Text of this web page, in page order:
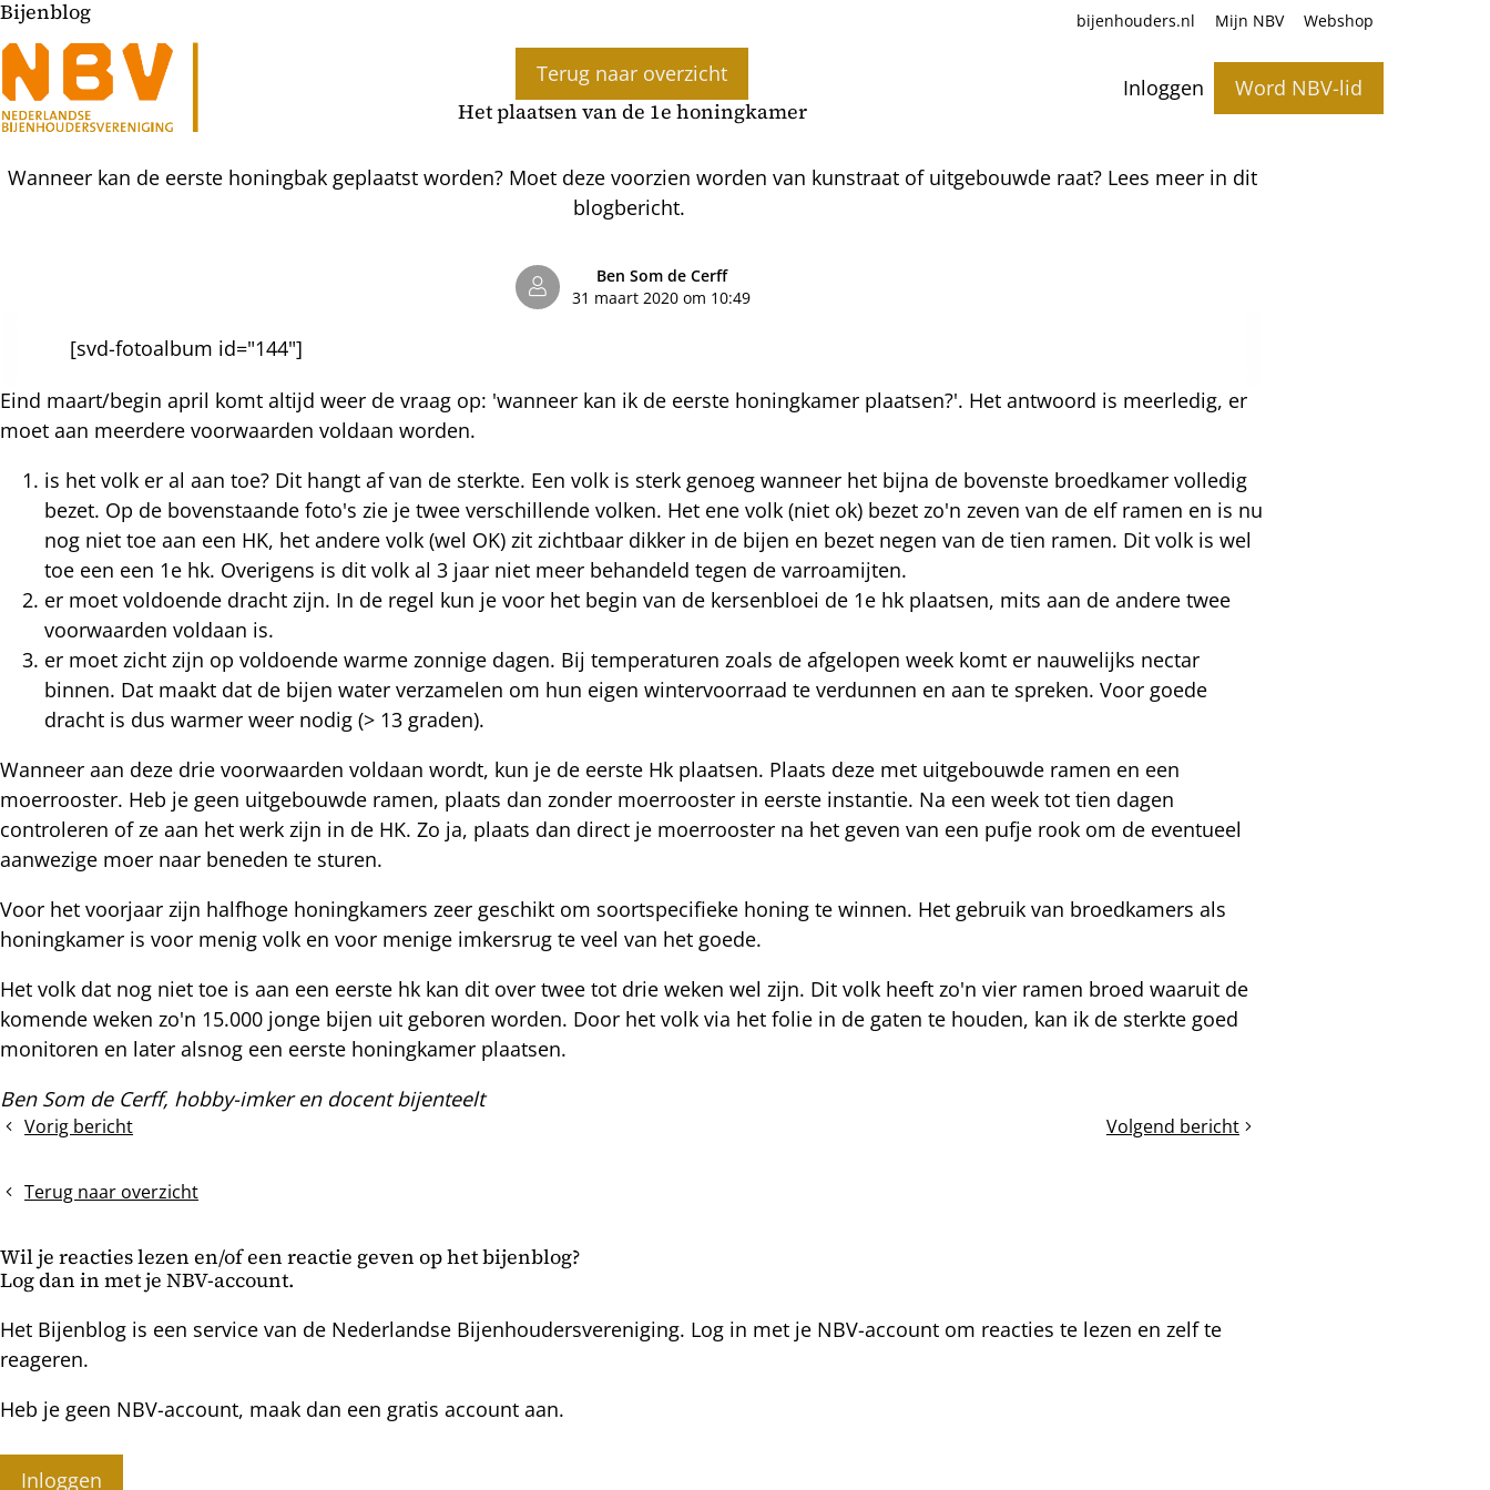
Inloggen Word NBV-lid
bijenhouders.nl Mijn NBV Webshop
Bijenblog
Terug naar overzicht
Het plaatsen van de 1e honingkamer
Wanneer kan de eerste honingbak geplaatst worden? Moet deze voorzien worden van kunstraat of uitgebouwde raat? Lees meer in dit
blogbericht.
Ben Som de Cerff
31 maart 2020 om 10:49
[svd-fotoalbum id="144"]
Eind maart/begin april komt altijd weer de vraag op: 'wanneer kan ik de eerste honingkamer plaatsen?'. Het antwoord is meerledig, er
moet aan meerdere voorwaarden voldaan worden.
is het volk er al aan toe? Dit hangt af van de sterkte. Een volk is sterk genoeg wanneer het bijna de bovenste broedkamer volledig
bezet. Op de bovenstaande foto's zie je twee verschillende volken. Het ene volk (niet ok) bezet zo'n zeven van de elf ramen en is nu
nog niet toe aan een HK, het andere volk (wel OK) zit zichtbaar dikker in de bijen en bezet negen van de tien ramen. Dit volk is wel
toe een een 1e hk. Overigens is dit volk al 3 jaar niet meer behandeld tegen de varroamijten.
er moet voldoende dracht zijn. In de regel kun je voor het begin van de kersenbloei de 1e hk plaatsen, mits aan de andere twee
voorwaarden voldaan is.
er moet zicht zijn op voldoende warme zonnige dagen. Bij temperaturen zoals de afgelopen week komt er nauwelijks nectar
binnen. Dat maakt dat de bijen water verzamelen om hun eigen wintervoorraad te verdunnen en aan te spreken. Voor goede
dracht is dus warmer weer nodig (> 13 graden).
Wanneer aan deze drie voorwaarden voldaan wordt, kun je de eerste Hk plaatsen. Plaats deze met uitgebouwde ramen en een
moerrooster. Heb je geen uitgebouwde ramen, plaats dan zonder moerrooster in eerste instantie. Na een week tot tien dagen
controleren of ze aan het werk zijn in de HK. Zo ja, plaats dan direct je moerrooster na het geven van een pufje rook om de eventueel
aanwezige moer naar beneden te sturen.
Voor het voorjaar zijn halfhoge honingkamers zeer geschikt om soortspecifieke honing te winnen. Het gebruik van broedkamers als
honingkamer is voor menig volk en voor menige imkersrug te veel van het goede.
Het volk dat nog niet toe is aan een eerste hk kan dit over twee tot drie weken wel zijn. Dit volk heeft zo'n vier ramen broed waaruit de
komende weken zo'n 15.000 jonge bijen uit geboren worden. Door het volk via het folie in de gaten te houden, kan ik de sterkte goed
monitoren en later alsnog een eerste honingkamer plaatsen.
Ben Som de Cerff, hobby-imker en docent bijenteelt
Vorig bericht
Laat
van
Volgend bericht
Walnotenbladeren
Terug naar overzicht
Wil je reacties lezen en/of een reactie geven op het bijenblog?
Log dan in met je NBV-account.
Het Bijenblog is een service van de Nederlandse Bijenhoudersvereniging. Log in met je NBV-account om reacties te lezen en zelf te
reageren.
Heb je geen NBV-account, maak dan een gratis account aan.
Inloggen